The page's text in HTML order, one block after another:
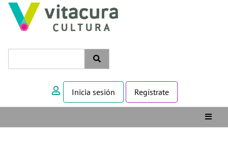
Inicia sesión Regístrate